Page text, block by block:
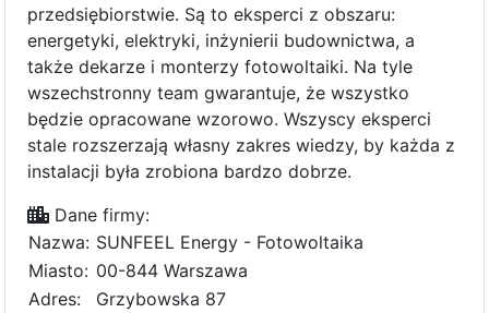
przedsiębiorstwie. Są to eksperci z obszaru:
energetyki, elektryki, inżynierii budownictwa, a
także dekarze i monterzy fotowoltaiki. Na tyle
wszechstronny team gwarantuje, że wszystko
będzie opracowane wzorowo. Wszyscy eksperci
stale rozszerzają własny zakres wiedzy, by każda z
instalacji była zrobiona bardzo dobrze.
Dane firmy:
Nazwa: SUNFEEL Energy - Fotowoltaika
Miasto: 00-844 Warszawa
Adres:
Grzybowska 87